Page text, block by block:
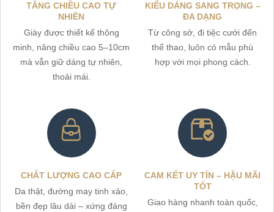
TĂNG CHIỀU CAO TỰ
NHIÊN
Giày được thiết kế thông
minh, nâng chiều cao 5–10cm
mà vẫn giữ dáng tự nhiên,
thoải mái.
KIỂU DÁNG SANG TRỌNG –
ĐA DẠNG
Từ công sở, đi tiệc cưới đến
thể thao, luôn có mẫu phù
hợp với mọi phong cách.
CHẤT LƯỢNG CAO CẤP
Da thật, đường may tinh xảo,
bền đẹp lâu dài – xứng đáng
CAM KẾT UY TÍN – HẬU MÃI
TỐT
Giao hàng nhanh toàn quốc,